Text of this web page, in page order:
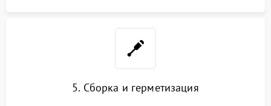
5. Сборка и герметизация